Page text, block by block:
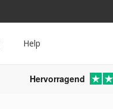
Help
Hervorragend